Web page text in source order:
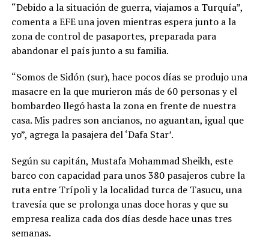
“Debido a la situación de guerra, viajamos a Turquía”,
comenta a EFE una joven mientras espera junto a la
zona de control de pasaportes, preparada para
abandonar el país junto a su familia.
“Somos de Sidón (sur), hace pocos días se produjo una
masacre en la que murieron más de 60 personas y el
bombardeo llegó hasta la zona en frente de nuestra
casa. Mis padres son ancianos, no aguantan, igual que
yo”, agrega la pasajera del ‘Dafa Star’.
Según su capitán, Mustafa Mohammad Sheikh, este
barco con capacidad para unos 380 pasajeros cubre la
ruta entre Trípoli y la localidad turca de Tasucu, una
travesía que se prolonga unas doce horas y que su
empresa realiza cada dos días desde hace unas tres
semanas.